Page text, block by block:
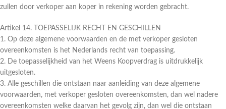
zullen door verkoper aan koper in rekening worden gebracht.
Artikel 14. TOEPASSELIJK RECHT EN GESCHILLEN
1. Op deze algemene voorwaarden en de met verkoper gesloten
overeenkomsten is het Nederlands recht van toepassing.
2. De toepasselijkheid van het Weens Koopverdrag is uitdrukkelijk
uitgesloten.
3. Alle geschillen die ontstaan naar aanleiding van deze algemene
voorwaarden, met verkoper gesloten overeenkomsten, dan wel nadere
overeenkomsten welke daarvan het gevolg zijn, dan wel die ontstaan